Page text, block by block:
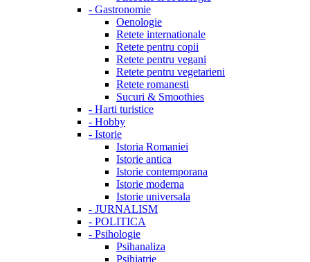
- Gastronomie
Oenologie
Retete internationale
Retete pentru copii
Retete pentru vegani
Retete pentru vegetarieni
Retete romanesti
Sucuri & Smoothies
- Harti turistice
- Hobby
- Istorie
Istoria Romaniei
Istorie antica
Istorie contemporana
Istorie moderna
Istorie universala
- JURNALISM
- POLITICA
- Psihologie
Psihanaliza
Psihiatrie